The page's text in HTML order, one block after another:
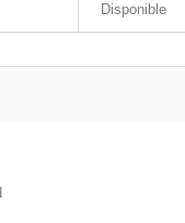
Disponible